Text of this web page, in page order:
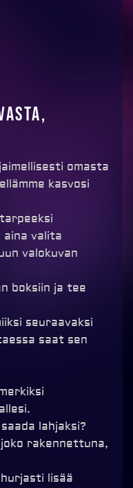
omasta
kasvosi
aina valita
valokuvan
boksiin ja tee
seuraavaksi
saat sen
lahjaksi?
rakennettuna,
lisää